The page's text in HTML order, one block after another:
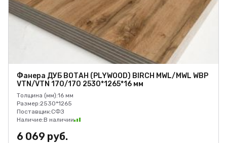
Фанера ДУБ ВОТАН (PLYWOOD) BIRCH MWL/MWL WBP
VTN/VTN 170/170 2530*1265*16 мм
Толщина (мм):16 мм
Размер:2530*1265
Поставщик:СФЗ
Наличие:В наличии
6 069 руб.